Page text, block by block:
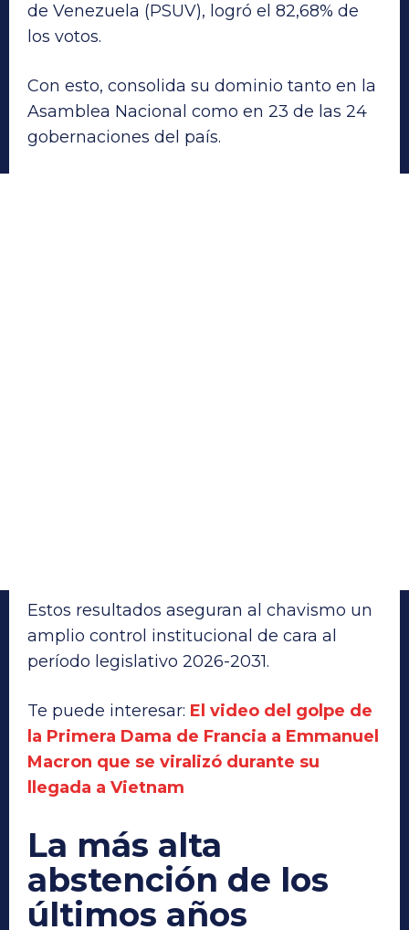
de Venezuela (PSUV), logró el 82,68% de
los votos.
Con esto, consolida su dominio tanto en la
Asamblea Nacional como en 23 de las 24
gobernaciones del país.
Estos resultados aseguran al chavismo un
amplio control institucional de cara al
período legislativo 2026-2031.
Te puede interesar: El video del golpe de
la Primera Dama de Francia a Emmanuel
Macron que se viralizó durante su
llegada a Vietnam
La más alta
abstención de los
últimos años